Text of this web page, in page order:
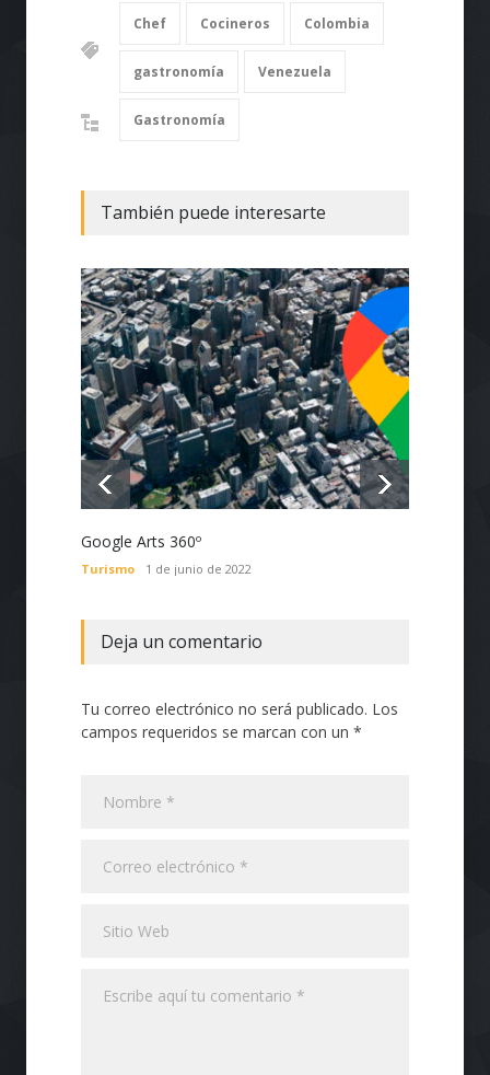
Chef Cocineros Colombia
gastronomía Venezuela
Gastronomía
También puede interesarte
Google Arts 360º
Turismo 1 de junio de 2022
Deja un comentario
Tu correo electrónico no será publicado. Los
campos requeridos se marcan con un *